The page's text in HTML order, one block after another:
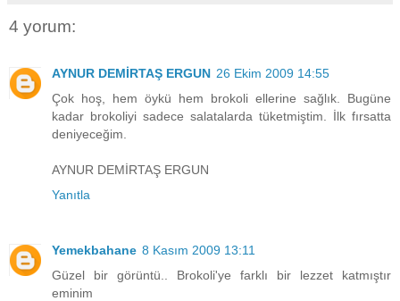
4 yorum:
AYNUR DEMİRTAŞ ERGUN 26 Ekim 2009 14:55
Çok hoş, hem öykü hem brokoli ellerine sağlık. Bugüne
kadar brokoliyi sadece salatalarda tüketmiştim. İlk fırsatta
deniyeceğim.
AYNUR DEMİRTAŞ ERGUN
Yanıtla
Yemekbahane 8 Kasım 2009 13:11
Güzel bir görüntü.. Brokoli'ye farklı bir lezzet katmıştır
eminim